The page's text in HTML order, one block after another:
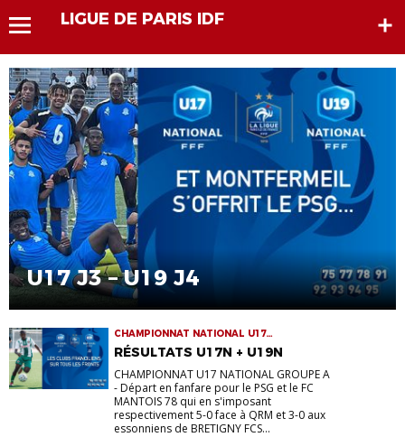
LIGUE DE PARIS IDF
U17 J3 – U19 J4
CHAMPIONNAT NATIONAL U17
CHAMPIONNAT NATIONAL U19
RÉSULTATS U17N + U19N
CHAMPIONNAT U17 NATIONAL GROUPE A
- Départ en fanfare pour le PSG et le FC
MANTOIS 78 qui en s'imposant
respectivement 5-0 face à QRM et 3-0 aux
essonniens de BRETIGNY FCS...